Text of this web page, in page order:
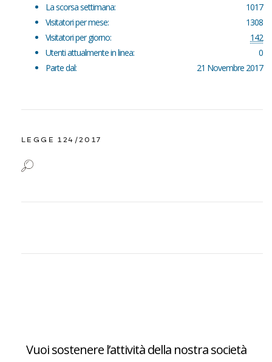
1017
La scorsa settimana:
1308
Visitatori per mese:
142
Visitatori per giorno:
0
Utenti attualmente in linea:
21 Novembre 2017
Parte dal:
LEGGE 124/2017
Vuoi sostenere l’attività della nostra società